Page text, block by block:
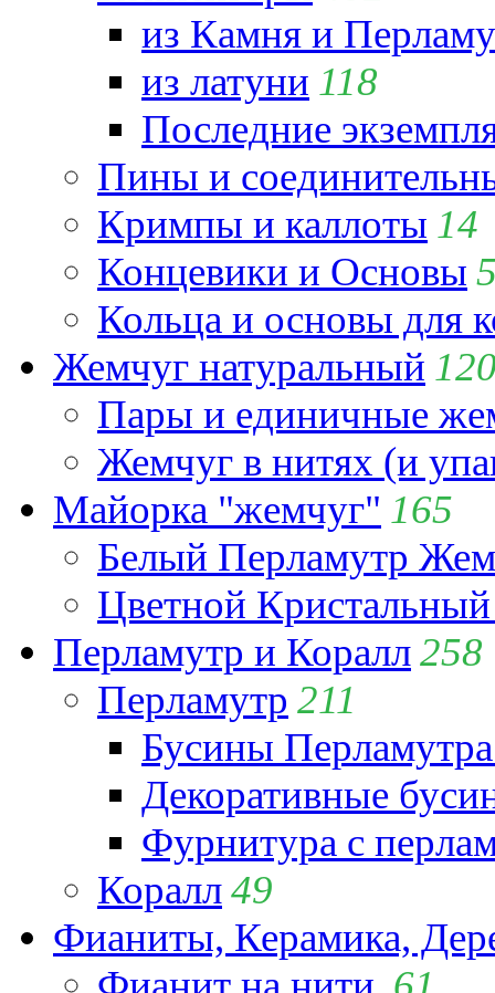
из Камня и
из латуни 118
Последние
Пины и
Кримпы и каллоты 14
Концевики и Основы
Кольца и основы для
Жемчуг натуральный
Пары и единичные
Жемчуг в нитях (и
Майорка "жемчуг" 165
Белый Перламутр
Цветной
Перламутр и Коралл258
Перламутр 211
Бусины
Декоративные
Фурнитура с
Коралл49
Фианиты, Керамика,